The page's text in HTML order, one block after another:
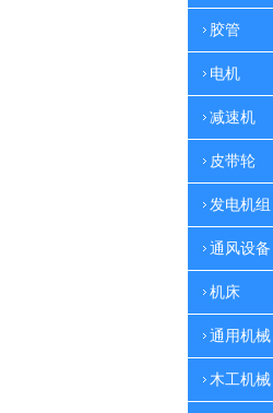
胶管
电机
减速机
皮带轮
发电机组
通风设备
机床
通用机械
木工机械